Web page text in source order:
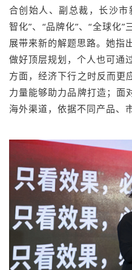
合创始人、副总裁，长沙
智化”、“品牌化”、“全球化
展带来新的解题思路。她指
做好顶层规划，个人也可通
方面，经济下行之时反而更
力量能够助力品牌打造；面
海外渠道，依据不同产品、